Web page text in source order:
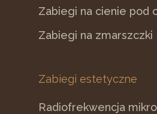
Zabiegi na cienie pod
Zabiegi na zmarszczki
Zabiegi estetyczne
Radiofrekwencja